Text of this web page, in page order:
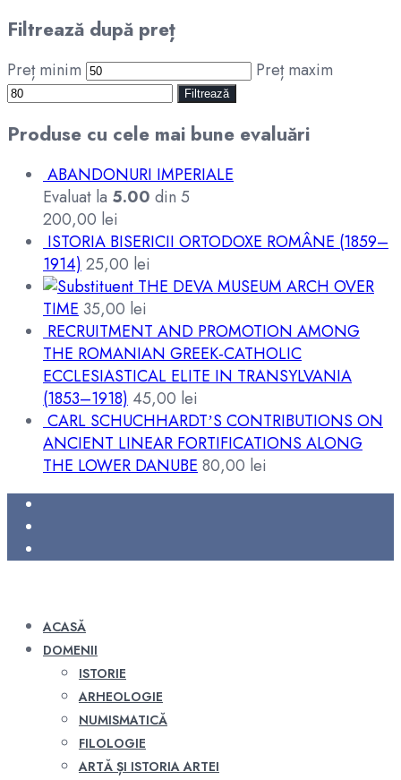
Filtrează după preț
Preț minim Preț maxim
Filtrează
Produse cu cele mai bune evaluări
ABANDONURI IMPERIALE
Evaluat la 5.00 din 5
200,00 lei
ISTORIA BISERICII ORTODOXE ROMÂNE (1859–
1914) 25,00 lei
THE DEVA MUSEUM ARCH OVER
TIME 35,00 lei
RECRUITMENT AND PROMOTION AMONG
THE ROMANIAN GREEK-CATHOLIC
ECCLESIASTICAL ELITE IN TRANSYLVANIA
(1853–1918) 45,00 lei
CARL SCHUCHHARDTʼS CONTRIBUTIONS ON
ANCIENT LINEAR FORTIFICATIONS ALONG
THE LOWER DANUBE 80,00 lei
ACASĂ
DOMENII
ISTORIE
ARHEOLOGIE
NUMISMATICĂ
FILOLOGIE
ARTĂ ȘI ISTORIA ARTEI